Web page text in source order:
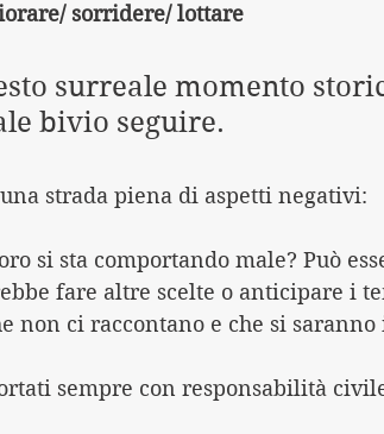
sorridere/ lottare
surreale momento
bivio seguire.
strada piena di aspetti negativi:
si sta comportando male? Può
fare altre scelte o anticipare i
non ci raccontano e che si
sempre con responsabilità